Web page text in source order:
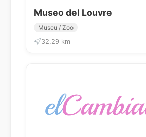
Museo del Louvre
Museu / Zoo
32,29 km